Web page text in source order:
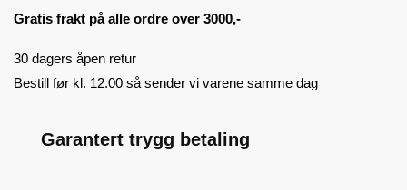
Gratis frakt på alle ordre over 3000,-
30 dagers åpen retur
Bestill før kl. 12.00 så sender vi varene samme dag
Garantert trygg betaling